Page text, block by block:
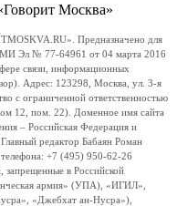
Москва»
Предназначено для
СМИ Эл № 77-64961 от 04 марта 2016
связи, информационных
Адрес: 123298, Москва, ул. 3-я
с ограниченной ответственностью
12, пом. 22). Доменное имя сайта
– Российская Федерация и
редактор Бабаян Роман
+7 (495) 950-62-26
запрещенные в Российской
армия» (УПА), «ИГИЛ»,
«Джебхат ан-Нусра»),